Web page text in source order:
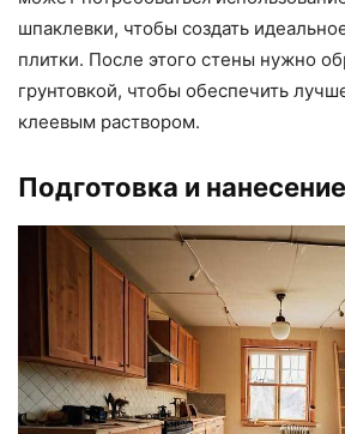
шпаклевки, чтобы создать
плитки. После этого стены нужно
грунтовкой, чтобы обеспечить
клеевым раствором.
Подготовка и